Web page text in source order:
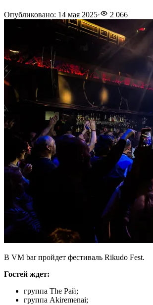
Опубликовано: 14 мая 2025· 2 066
В VM bar пройдет фестиваль Rikudo Fest.
Гостей ждет:
группа The Рай;
группа Akiremenai;